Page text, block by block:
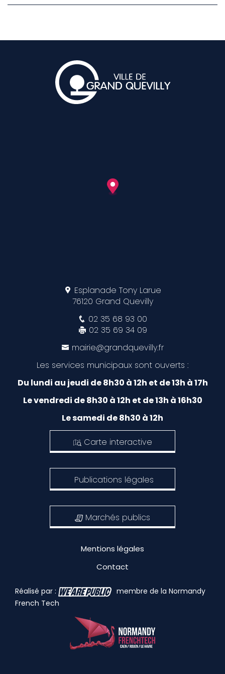
Esplanade Tony Larue
76120 Grand Quevilly
02 35 68 93 00
02 35 69 34 09
mairie@grandquevilly.fr
Les services municipaux sont ouverts :
Du lundi au jeudi de 8h30 à 12h et de 13h à 17h
Le vendredi de 8h30 à 12h et de 13h à 16h30
Le samedi de 8h30 à 12h
Carte interactive
Publications légales
Marchés publics
Mentions légales
Contact
Réalisé par :
membre de la Normandy
French Tech